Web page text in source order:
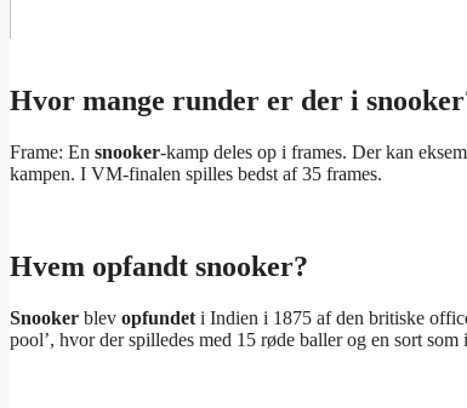
Hvor mange runder er der i
Frame: En snooker-kamp deles op i frames. Der kan
kampen. I VM-finalen spilles bedst af 35 frames.
Hvem opfandt snooker?
Snooker blev opfundet i Indien i 1875 af den britiske
pool’, hvor der spilledes med 15 røde baller og en sort som